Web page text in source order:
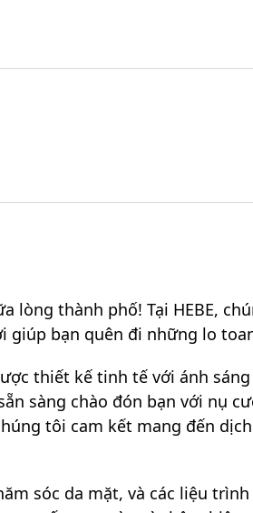
lòng thành phố! Tại HEBE,
giúp bạn quên đi những lo
thiết kế tinh tế với ánh
sàng chào đón bạn với nụ
tôi cam kết mang đến
sóc da mặt, và các liệu